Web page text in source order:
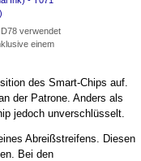
verwendet
einem
des Smart-Chips auf.
der Patrone. Anders als
jedoch unverschlüsselt.
Abreißstreifens. Diesen
Bei den